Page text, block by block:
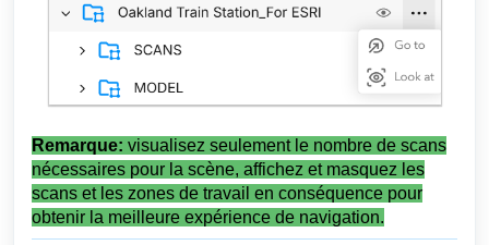
Remarque: visualisez seulement le nombre de scans
nécessaires pour la scène, affichez et masquez les
scans et les zones de travail en conséquence pour
obtenir la meilleure expérience de navigation.